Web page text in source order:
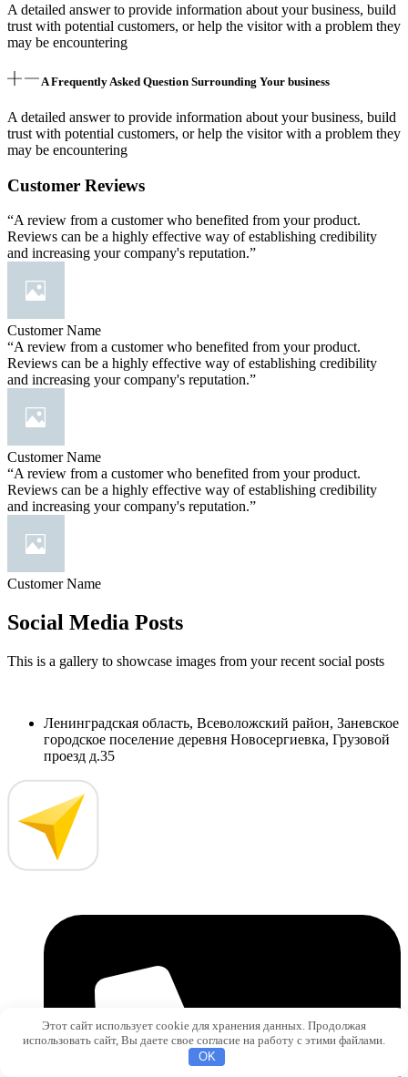
A detailed answer to provide information about your business, build
trust with potential customers, or help the visitor with a problem they
may be encountering
A Frequently Asked Question Surrounding Your business
A detailed answer to provide information about your business, build
trust with potential customers, or help the visitor with a problem they
may be encountering
Customer Reviews
“A review from a customer who benefited from your product.
Reviews can be a highly effective way of establishing credibility
and increasing your company's reputation.”
Customer Name
“A review from a customer who benefited from your product.
Reviews can be a highly effective way of establishing credibility
and increasing your company's reputation.”
Customer Name
“A review from a customer who benefited from your product.
Reviews can be a highly effective way of establishing credibility
and increasing your company's reputation.”
Customer Name
Social Media Posts
This is a gallery to showcase images from your recent social posts
Ленинградская область, Всеволожский район, Заневское
городское поселение деревня Новосергиевка, Грузовой
проезд д.35
Этот сайт использует cookie для хранения данных. Продолжая
использовать сайт, Вы даете свое согласие на работу с этими файлами.
OK